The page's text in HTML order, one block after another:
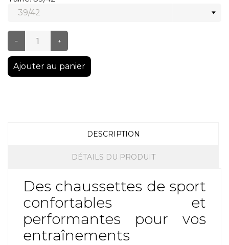
– +
Ajouter au panier
DESCRIPTION
DÉTAILS DU PRODUIT
Des chaussettes de sport
confortables et
performantes pour vos
entraînements